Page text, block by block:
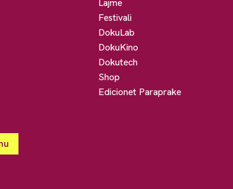
Lajme
Festivali
DokuLab
DokuKino
Dokutech
Shop
Edicionet Paraprake